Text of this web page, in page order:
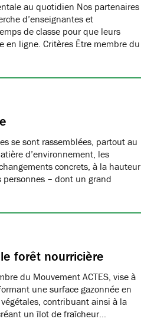
au quotidien Nos partenaires
d’enseignantes et
de classe pour que leurs
en ligne. Critères Être membre du
se sont rassemblées, partout au
d’environnement, les
concrets, à la hauteur
personnes – dont un grand
forêt nourricière
du Mouvement ACTES, vise à
une surface gazonnée en
contribuant ainsi à la
un îlot de fraîcheur…